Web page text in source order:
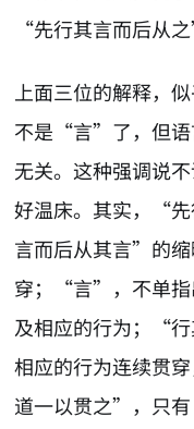
“先行其言而后从之
上面三位的解释，
不是“言”了，但语
无关。这种强调说
好温床。其实，“
言而后从其言”的
穿；“言”，不单指
及相应的行为；“
相应的行为连续贯
道一以贯之”，只